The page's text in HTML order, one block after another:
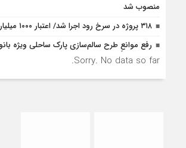
منصوب شد
۳۱۸ پروژه در سرخ رود اجرا شد/ اعتبار ۱۰۰۰ میلیاردی شهری
رفع موانع‌ِ طرح سالم‌سازی پارک ساحلی ویژه
Sorry. No data so far.